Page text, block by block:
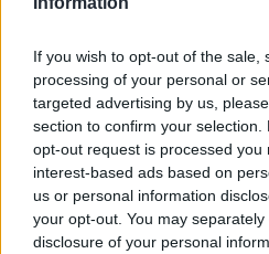
If you wish to opt-out of the sale,
processing of your personal or
targeted advertising by us,
section to confirm your
opt-out request is processed you
interest-based ads based on
us or personal information
your opt-out. You may
disclosure of your personal
kerékpárgyár dolgozóinak
41 fok fölé forrósodott az ország,
rekord is megdőlt
Egy telefonhívást akart, végül
férfit
A Tisza kormány minisztere
a közoktatásban – például az